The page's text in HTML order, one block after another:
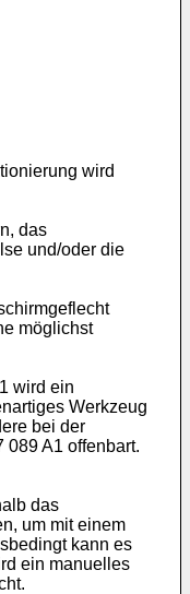
wird
das
und/oder die
möglichst
wird ein
Werkzeug
bei der
089 A1 offenbart.
das
um mit einem
kann es
ein manuelles